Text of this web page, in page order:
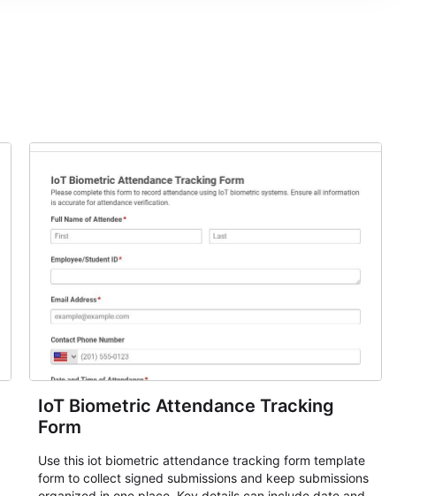
IoT Biometric Attendance Tracking
Form
Use this iot biometric attendance tracking form template
form to collect signed submissions and keep submissions